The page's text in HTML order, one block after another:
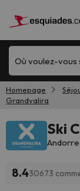
Où voulez-vous
Homepage
Grandvalira
Ski
Andorre
8.430673